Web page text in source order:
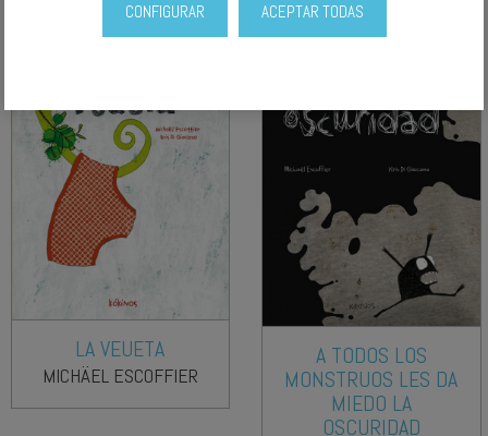
LA VEUETA
MICHÄEL ESCOFFIER
A TODOS LOS
MONSTRUOS LES DA
MIEDO LA
OSCURIDAD
CONFIGURAR ACEPTAR TODAS